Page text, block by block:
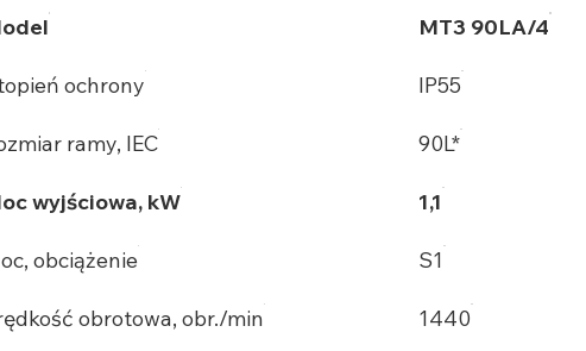
MT3 90LA/4
ochrony IP55
ramy, IEC 90L*
wyjściowa, kW 1,1
obciążenie S1
obrotowa, obr./min 1440